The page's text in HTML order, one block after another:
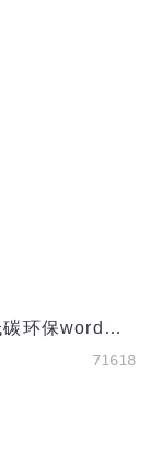
简约清新低碳环保word小报
71618